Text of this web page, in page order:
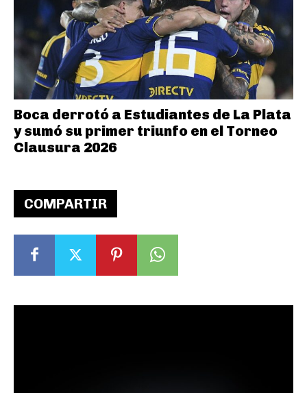
COMPARTIR
Boca derrotó a Estudiantes de La Plata
y sumó su primer triunfo en el Torneo
Clausura 2026